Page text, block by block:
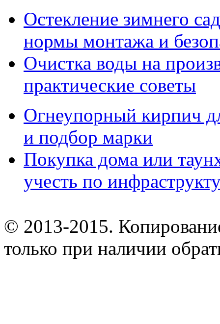
Остекление зимнего
нормы монтажа и
Очистка воды на
практические советы
Огнеупорный кирпич
и подбор марки
Покупка дома или
учесть по
© 2013-2015.
только при наличии